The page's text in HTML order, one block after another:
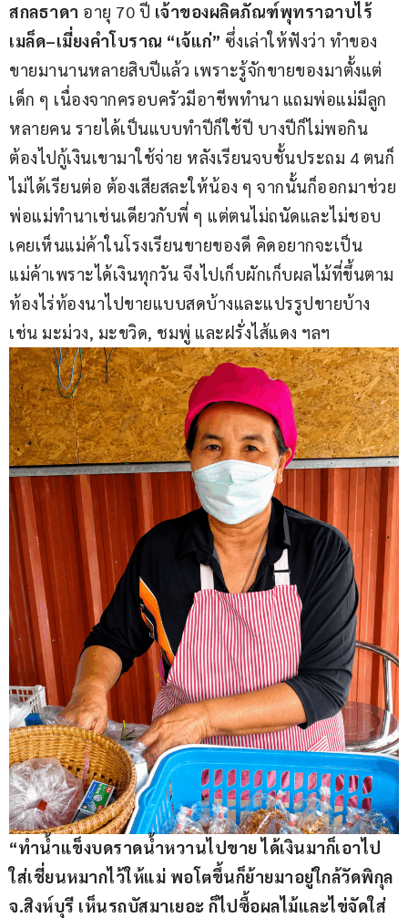
สกลธาดา อายุ 70 ปี เจ้าของผลิตภัณฑ์พุทราฉาบไร้
เมล็ด–เมี่ยงคำโบราณ “เจ้แก่” ซึ่งเล่าให้ฟังว่า ทำของ
ขายมานานหลายสิบปีแล้ว เพราะรู้จักขายของมาตั้งแต่
เด็ก ๆ เนื่องจากครอบครัวมีอาชีพทำนา แถมพ่อแม่มีลูก
หลายคน รายได้เป็นแบบทำปีก็ใช้ปี บางปีก็ไม่พอกิน
ต้องไปกู้เงินเขามาใช้จ่าย หลังเรียนจบชั้นประถม 4 ตนก็
ไม่ได้เรียนต่อ ต้องเสียสละให้น้อง ๆ จากนั้นก็ออกมาช่วย
พ่อแม่ทำนาเช่นเดียวกับพี่ ๆ แต่ตนไม่ถนัดและไม่ชอบ
เคยเห็นแม่ค้าในโรงเรียนขายของดี คิดอยากจะเป็น
แม่ค้าเพราะได้เงินทุกวัน จึงไปเก็บผักเก็บผลไม้ที่ขึ้นตาม
ท้องไร่ท้องนาไปขายแบบสดบ้างและแปรรูปขายบ้าง
เช่น มะม่วง, มะขวิด, ชมพู่ และฝรั่งไส้แดง ฯลฯ
“ทำน้ำแข็งบดราดน้ำหวานไปขาย ได้เงินมาก็เอาไป
ใส่เชี่ยนหมากไว้ให้แม่ พอโตขึ้นก็ย้ายมาอยู่ใกล้วัดพิกุล
จ.สิงห์บุรี เห็นรถบัสมาเยอะ ก็ไปซื้อผลไม้และไข่จัดใส่